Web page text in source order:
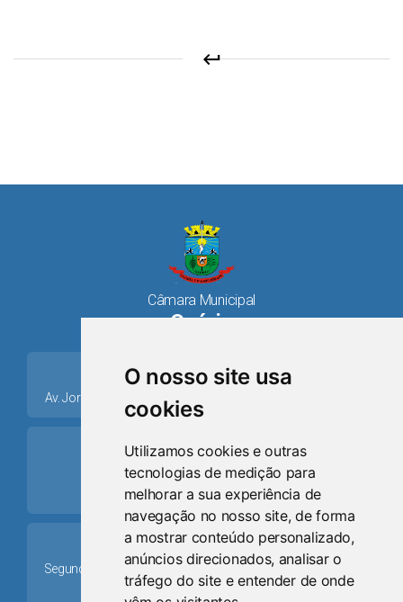
O nosso site usa
cookies
Utilizamos cookies e outras
tecnologias de medição para
melhorar a sua experiência de
navegação no nosso site, de forma
a mostrar conteúdo personalizado,
anúncios direcionados, analisar o
tráfego do site e entender de onde
keyboard_return
Câmara Municipal
Osório
place
Av. Jorge Dariva, 1211, Centro CEP: 95520.000 - Osório/RS
ring_volume
Telefone
(51) 9 8024-0884
Schedule
Segunda-feira a Sexta-feira: 08h às 12h e das 13h30min às
17h30min